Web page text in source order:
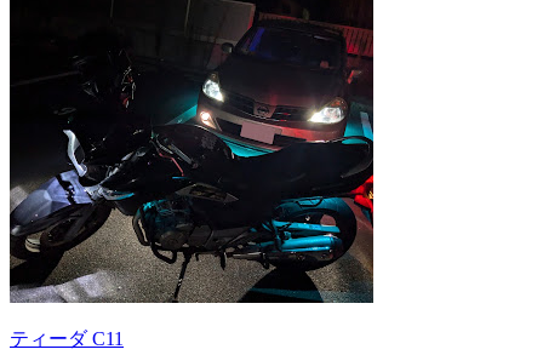
ティーダ C11